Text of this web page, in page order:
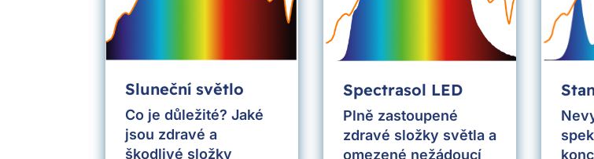
Sluneční světlo
Co je důležité? Jaké
jsou zdravé a
škodlivé složky
Spectrasol LED
Plně zastoupené
zdravé složky světla a
omezené nežádoucí